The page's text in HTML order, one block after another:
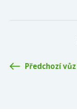
Předchozí vůz